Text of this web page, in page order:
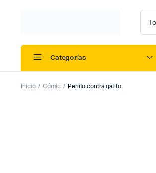
Categorías
Inicio Cómic Perrito contra gatito